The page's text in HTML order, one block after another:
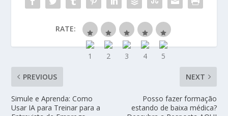
RATE:
PREVIOUS
Simule e Aprenda: Como
Usar IA para Treinar para a
NEXT
Posso fazer formação
estando de baixa médica?